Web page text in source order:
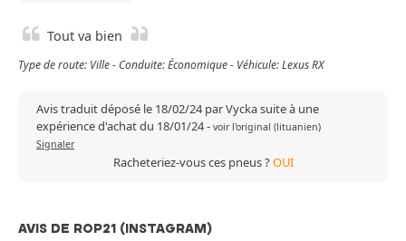
Tout va bien
Type de route: Ville - Conduite: Économique - Véhicule: Lexus RX
Avis traduit déposé le 18/02/24 par Vycka suite à une
expérience d'achat du 18/01/24- voir l'original (lituanien)
Signaler
Racheteriez-vous ces pneus ?OUI
AVIS DE ROP21 (INSTAGRAM)